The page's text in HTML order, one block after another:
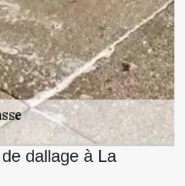
dallage à La